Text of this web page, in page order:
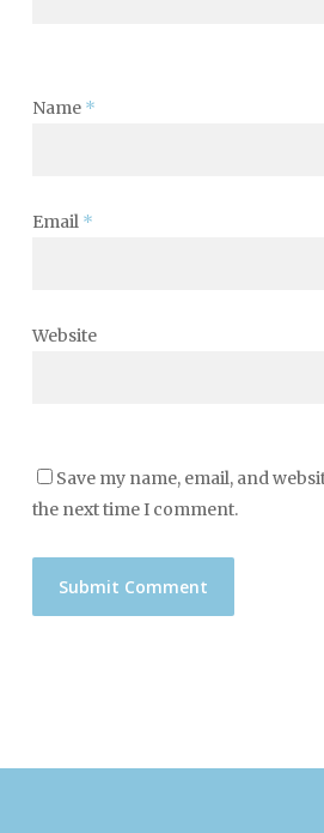
Name *
Email *
Website
Save my name, email, and
the next time I comment.